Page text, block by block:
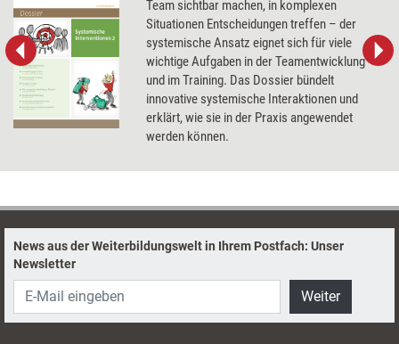
Team sichtbar machen, in komplexen
Situationen Entscheidungen treffen – der
systemische Ansatz eignet sich für viele
wichtige Aufgaben in der Teamentwicklung
und im Training. Das Dossier bündelt
innovative systemische Interaktionen und
erklärt, wie sie in der Praxis angewendet
werden können.
News aus der Weiterbildungswelt in Ihrem Postfach: Unser
Newsletter
Weiter